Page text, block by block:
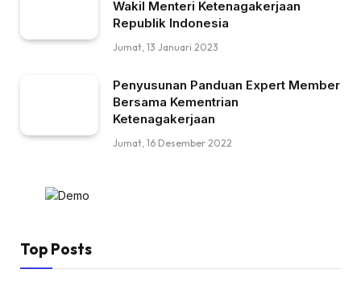
Wakil Menteri Ketenagakerjaan
Republik Indonesia
Jumat, 13 Januari 2023
Penyusunan Panduan Expert Member
Bersama Kementrian
Ketenagakerjaan
Jumat, 16 Desember 2022
Top Posts